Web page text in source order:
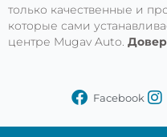
только качественные и
которые сами
центре Mugav Auto.
Facebook